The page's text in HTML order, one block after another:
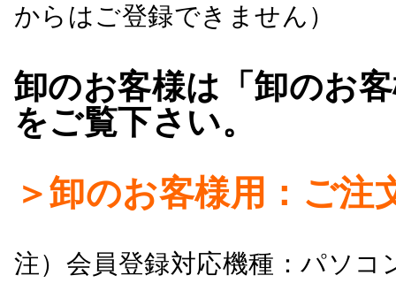
からはご登録できません）
卸のお客様は「卸のお
をご覧下さい。
＞卸のお客様用：ご注
注）会員登録対応機種：パソ